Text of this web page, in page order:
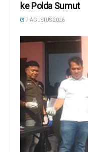
ke Polda Sumut
7 AGUSTUS 2026